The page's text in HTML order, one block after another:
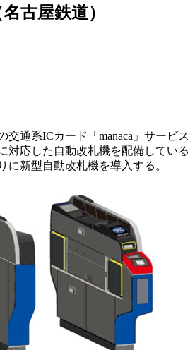
古屋鉄道）
交通系ICカード「manaca」サービス
対応した自動改札機を配備している
に新型自動改札機を導入する。